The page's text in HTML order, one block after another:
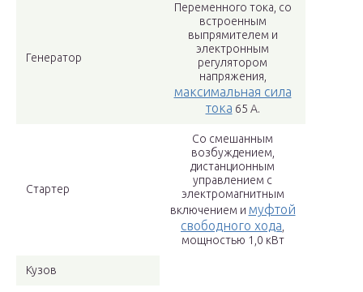
Генератор
Переменного тока, со
встроенным
выпрямителем и
электронным
регулятором
напряжения,
максимальная сила
тока 65 А.
Стартер
Со смешанным
возбуждением,
дистанционным
управлением с
электромагнитным
включением и муфтой
свободного хода
мощностью 1,0 кВт
Кузов